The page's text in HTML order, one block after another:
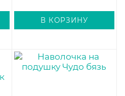
В КОРЗИНУ